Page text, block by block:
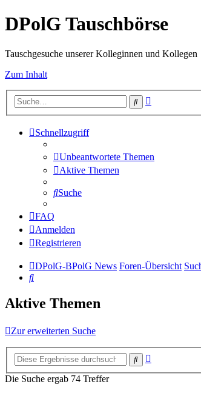
DPolG Tauschbörse
Tauschgesuche unserer Kolleginnen und Kollegen
Zum Inhalt
Suche
Schnellzugriff
Unbeantwortete Themen
Aktive Themen
Suche
FAQ
Anmelden
Registrieren
DPolG-BPolG News Foren-Übersicht
Suche
Aktive Themen
Zur erweiterten Suche
Suche
Die Suche ergab 74 Treffer